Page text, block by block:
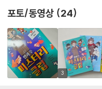
포토/동영상 (24)
3